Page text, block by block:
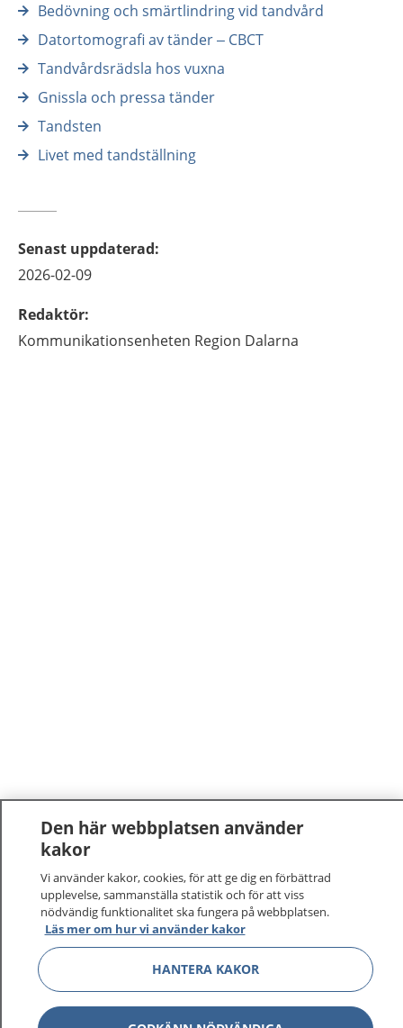
Bedövning och smärtlindring vid tandvård
Datortomografi av tänder – CBCT
Tandvårdsrädsla hos vuxna
Gnissla och pressa tänder
Tandsten
Livet med tandställning
Senast uppdaterad:
2026-02-09
Redaktör:
Kommunikationsenheten Region Dalarna
1177–tryggt om din hälsa och vård
På 1177.se får du råd om hälsa och information om
sjukdomar och vilka mottagningar du kan kontakta.
Den här webbplatsen använder
kakor
Vi använder kakor, cookies, för att ge dig en förbättrad
upplevelse, sammanställa statistik och för att viss
nödvändig funktionalitet ska fungera på webbplatsen.
Läs mer om hur vi använder kakor
HANTERA KAKOR